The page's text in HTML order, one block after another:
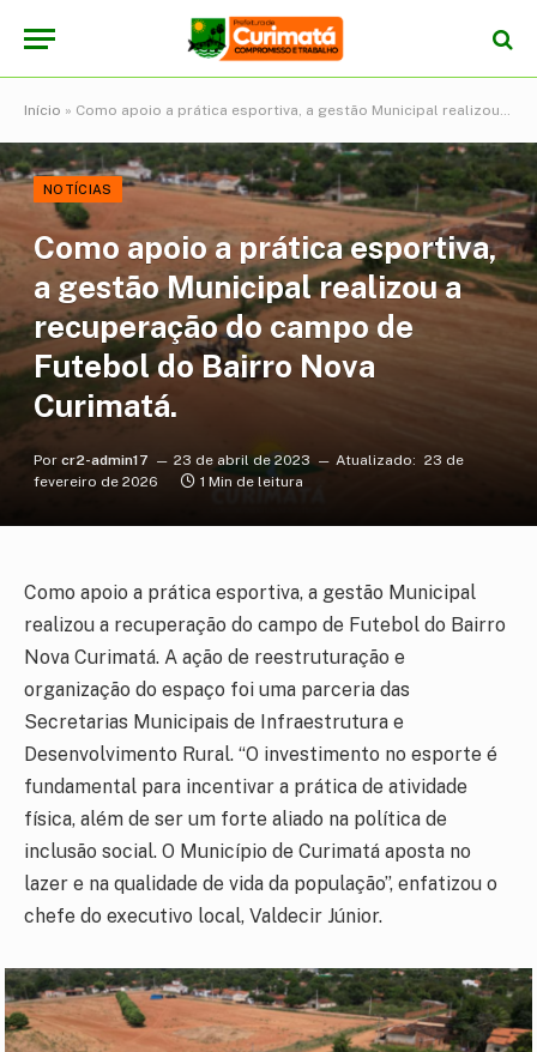
Início » Como apoio a prática esportiva, a gestão Municipal realizou a recuperação do campo de Futebol do Bairro Nova Curimatá.
NOTÍCIAS
Como apoio a prática esportiva,
a gestão Municipal realizou a
recuperação do campo de
Futebol do Bairro Nova
Curimatá.
Por cr2-admin17 23 de abril de 2023 Atualizado: 23 de
fevereiro de 2026
1 Min de leitura
Como apoio a prática esportiva, a gestão Municipal
realizou a recuperação do campo de Futebol do Bairro
Nova Curimatá. A ação de reestruturação e
organização do espaço foi uma parceria das
Secretarias Municipais de Infraestrutura e
Desenvolvimento Rural. “O investimento no esporte é
fundamental para incentivar a prática de atividade
física, além de ser um forte aliado na política de
inclusão social. O Município de Curimatá aposta no
lazer e na qualidade de vida da população”, enfatizou o
chefe do executivo local, Valdecir Júnior.